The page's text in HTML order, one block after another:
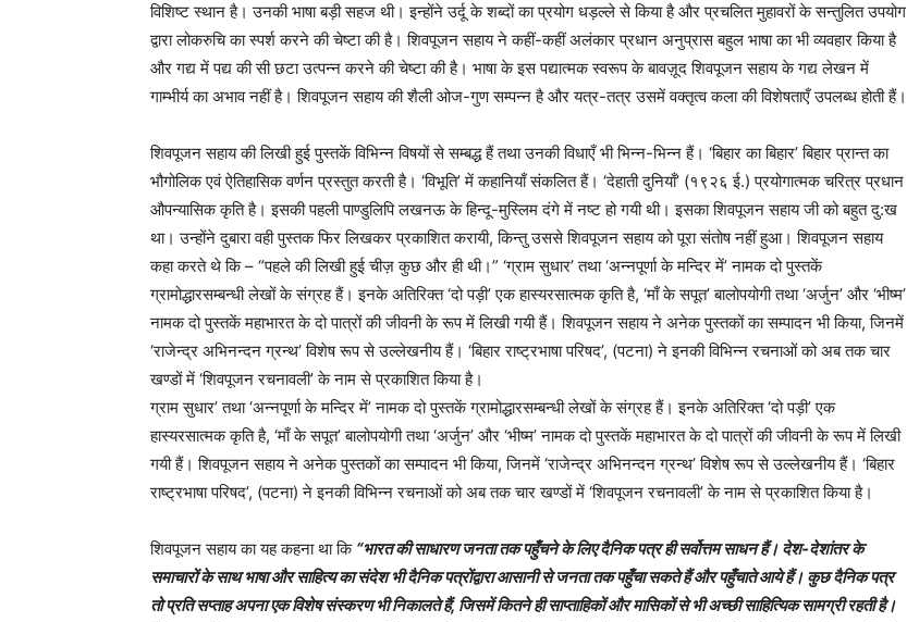
विशिष्ट स्थान है। उनकी भाषा बड़ी सहज थी। इन्होंने उर्दू के शब्दों का प्रयोग धड़ल्ले से किया है और प्रचलित मुहावरों के सन्तुलित उपयोग
द्वारा लोकरुचि का स्पर्श करने की चेष्टा की है। शिवपूजन सहाय ने कहीं-कहीं अलंकार प्रधान अनुप्रास बहुल भाषा का भी व्यवहार किया है
और गद्य में पद्य की सी छटा उत्पन्न करने की चेष्टा की है। भाषा के इस पद्यात्मक स्वरूप के बावज़ूद शिवपूजन सहाय के गद्य लेखन में
गाम्भीर्य का अभाव नहीं है। शिवपूजन सहाय की शैली ओज-गुण सम्पन्न है और यत्र-तत्र उसमें वक्तृत्व कला की विशेषताएँ उपलब्ध होती हैं।
शिवपूजन सहाय की लिखी हुई पुस्तकें विभिन्न विषयों से सम्बद्ध हैं तथा उनकी विधाएँ भी भिन्न-भिन्न हैं। ‘बिहार का बिहार’ बिहार प्रान्त का
भौगोलिक एवं ऐतिहासिक वर्णन प्रस्तुत करती है। ‘विभूति’ में कहानियाँ संकलित हैं। ‘देहाती दुनियाँ’ (१९२६ ई.) प्रयोगात्मक चरित्र प्रधान
औपन्यासिक कृति है। इसकी पहली पाण्डुलिपि लखनऊ के हिन्दू-मुस्लिम दंगे में नष्ट हो गयी थी। इसका शिवपूजन सहाय जी को बहुत दु:ख
था। उन्होंने दुबारा वही पुस्तक फिर लिखकर प्रकाशित करायी, किन्तु उससे शिवपूजन सहाय को पूरा संतोष नहीं हुआ। शिवपूजन सहाय
कहा करते थे कि – “पहले की लिखी हुई चीज़ कुछ और ही थी।” ‘ग्राम सुधार’ तथा ‘अन्नपूर्णा के मन्दिर में’ नामक दो पुस्तकें
ग्रामोद्धारसम्बन्धी लेखों के संग्रह हैं। इनके अतिरिक्त ‘दो पड़ी’ एक हास्यरसात्मक कृति है, ‘माँ के सपूत’ बालोपयोगी तथा ‘अर्जुन’ और ‘भीष्म’
नामक दो पुस्तकें महाभारत के दो पात्रों की जीवनी के रूप में लिखी गयी हैं। शिवपूजन सहाय ने अनेक पुस्तकों का सम्पादन भी किया, जिनमें
‘राजेन्द्र अभिनन्दन ग्रन्थ’ विशेष रूप से उल्लेखनीय हैं। ‘बिहार राष्ट्रभाषा परिषद’, (पटना) ने इनकी विभिन्न रचनाओं को अब तक चार
खण्डों में ‘शिवपूजन रचनावली’ के नाम से प्रकाशित किया है।
ग्राम सुधार’ तथा ‘अन्नपूर्णा के मन्दिर में’ नामक दो पुस्तकें ग्रामोद्धारसम्बन्धी लेखों के संग्रह हैं। इनके अतिरिक्त ‘दो पड़ी’ एक
हास्यरसात्मक कृति है, ‘माँ के सपूत’ बालोपयोगी तथा ‘अर्जुन’ और ‘भीष्म’ नामक दो पुस्तकें महाभारत के दो पात्रों की जीवनी के रूप में लिखी
गयी हैं। शिवपूजन सहाय ने अनेक पुस्तकों का सम्पादन भी किया, जिनमें ‘राजेन्द्र अभिनन्दन ग्रन्थ’ विशेष रूप से उल्लेखनीय हैं। ‘बिहार
राष्ट्रभाषा परिषद’, (पटना) ने इनकी विभिन्न रचनाओं को अब तक चार खण्डों में ‘शिवपूजन रचनावली’ के नाम से प्रकाशित किया है।
शिवपूजन सहाय का यह कहना था कि “भारत की साधारण जनता तक पहुँचने के लिए दैनिक पत्र ही सर्वोत्तम साधन हैं। देश-देशांतर के
समाचारों के साथ भाषा और साहित्य का संदेश भी दैनिक पत्रोंद्वारा आसानी से जनता तक पहुँचा सकते हैं और पहुँचाते आये हैं। कुछ दैनिक पत्र
तो प्रति सप्ताह अपना एक विशेष संस्करण भी निकालते हैं, जिसमें कितने ही साप्ताहिकों और मासिकों से भी अच्छी साहित्यिक सामग्री रहती है।